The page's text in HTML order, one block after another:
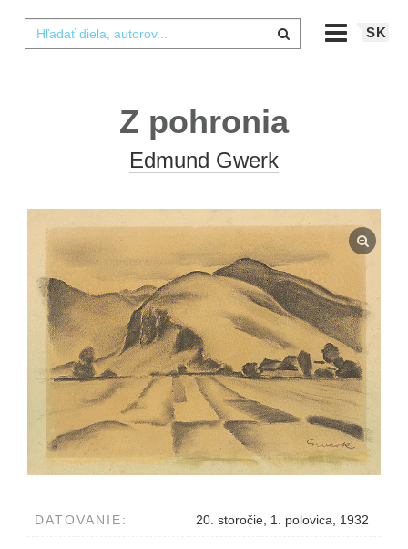
SK
Z pohronia
Edmund Gwerk
DATOVANIE: 20. storočie, 1. polovica, 1932